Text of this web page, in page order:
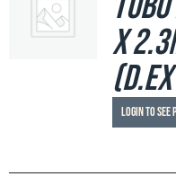
x
Login to see